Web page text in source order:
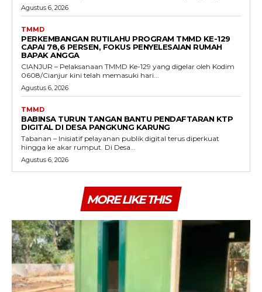
Agustus 6, 2026
TMMD
PERKEMBANGAN RUTILAHU PROGRAM TMMD KE-129
CAPAI 78,6 PERSEN, FOKUS PENYELESAIAN RUMAH
BAPAK ANGGA
CIANJUR – Pelaksanaan TMMD Ke-129 yang digelar oleh Kodim
0608/Cianjur kini telah memasuki hari...
Agustus 6, 2026
TMMD
BABINSA TURUN TANGAN BANTU PENDAFTARAN KTP
DIGITAL DI DESA PANGKUNG KARUNG
Tabanan – Inisiatif pelayanan publik digital terus diperkuat
hingga ke akar rumput. Di Desa...
Agustus 6, 2026
MORE LIKE THIS